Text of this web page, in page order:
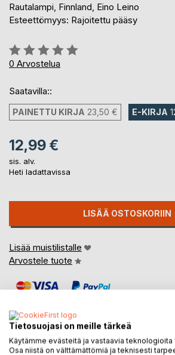
Rautalampi, Finnland, Eino Leino
Esteettömyys: Rajoitettu pääsy
Arvostelu::
0%
0 Arvostelua
Saatavilla::
PAINETTU KIRJA 23,50 € E-KIRJA
12,99 €
sis. alv.
Heti ladattavissa
LISÄÄ OSTOSKORIIN
Lisää muistilistalle
Arvostele tuote
KUVAUS
Tietosuojasi on meille tärkeä
Käytämme evästeitä ja vastaavia
Osa niistä on välttämättömiä ja teknisesti